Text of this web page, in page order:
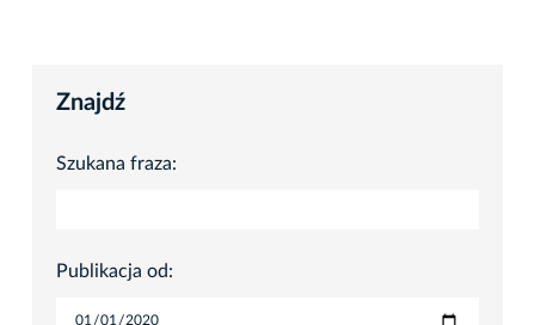
Znajdź
Szukana fraza:
Publikacja od: